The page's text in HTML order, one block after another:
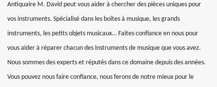
Antiquaire M. David peut vous aider à chercher des pièces uniques pour
vos instruments. Spécialisé dans les boîtes à musique, les grands
instruments, les petits objets musicaux… Faites confiance en nous pour
vous aider à réparer chacun des instruments de musique que vous avez.
Nous sommes des experts et réputés dans ce domaine depuis des années.
Vous pouvez nous faire confiance, nous ferons de notre mieux pour le